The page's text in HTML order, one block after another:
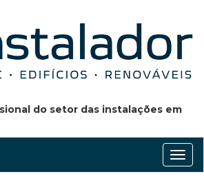
do setor das instalações em